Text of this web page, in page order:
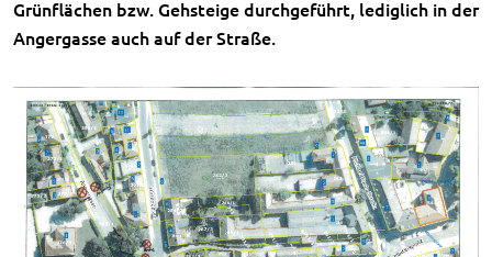
Grünflächen bzw. Gehsteige durchgeführt, lediglich in der
Angergasse auch auf der Straße.